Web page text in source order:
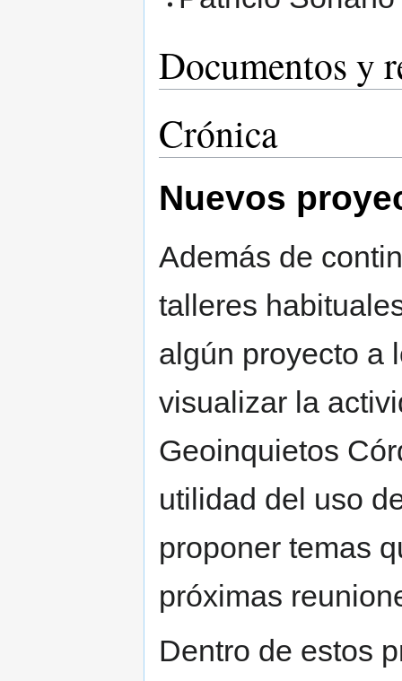
Documentos y
Crónica
Nuevos
Además de
talleres
algún proyecto a
visualizar la
Geoinquietos
utilidad del uso
proponer temas
próximas
Dentro de estos